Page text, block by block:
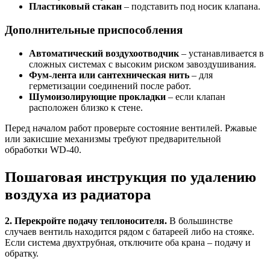
Пластиковый стакан – подставить под носик клапана.
Дополнительные приспособления
Автоматический воздухоотводчик – устанавливается в
сложных системах с высоким риском завоздушивания.
Фум-лента или сантехническая нить – для
герметизации соединений после работ.
Шумоизолирующие прокладки – если клапан
расположен близко к стене.
Перед началом работ проверьте состояние вентилей. Ржавые
или закисшие механизмы требуют предварительной
обработки WD-40.
Пошаговая инструкция по удалению
воздуха из радиатора
2. Перекройте подачу теплоносителя. В большинстве
случаев вентиль находится рядом с батареей либо на стояке.
Если система двухтрубная, отключите оба крана – подачу и
обратку.